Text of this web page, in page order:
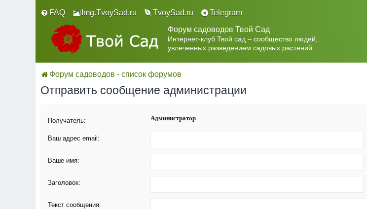
FAQ Img.TvoySad.ru TvoySad.ru
Telegram
Форум садоводов Твой Сад
Интернет-клуб Твой сад – сообщество людей,
увлеченных разведением садовых растений.
Форум садоводов - список форумов
Отправить сообщение администрации
Получатель: Администратор
Ваш адрес email:
Ваше имя:
Заголовок:
Текст сообщения: